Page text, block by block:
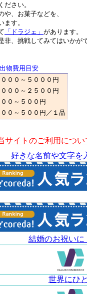
ださい。
や、お菓子などを、
ます。
「ドラジェ」 があります。
非、挑戦してみてはいかが
物費用目安
０００～５０００円
０００～２５００円
００～５００円
００～５００円／１品
サイトのご利用につ
好きな名前や文字を
結婚のお祝い
世界にひ